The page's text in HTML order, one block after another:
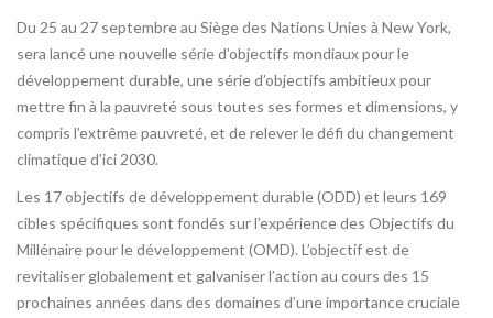
Du 25 au 27 septembre au Siège des Nations Unies à New York,
sera lancé une nouvelle série d’objectifs mondiaux pour le
développement durable, une série d’objectifs ambitieux pour
mettre fin à la pauvreté sous toutes ses formes et dimensions, y
compris l’extrême pauvreté, et de relever le défi du changement
climatique d’ici 2030.
Les 17 objectifs de développement durable (ODD) et leurs 169
cibles spécifiques sont fondés sur l’expérience des Objectifs du
Millénaire pour le développement (OMD). L’objectif est de
revitaliser globalement et galvaniser l’action au cours des 15
prochaines années dans des domaines d’une importance cruciale